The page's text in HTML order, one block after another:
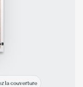
la couverture